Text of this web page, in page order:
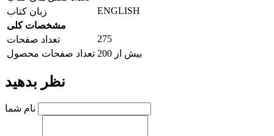
زبان کتاب
ENGLISH
مشخصات کلی
تعداد صفحات
275
تعداد صفحات محصول
بیش از 200
نظر بدهید
نام شما